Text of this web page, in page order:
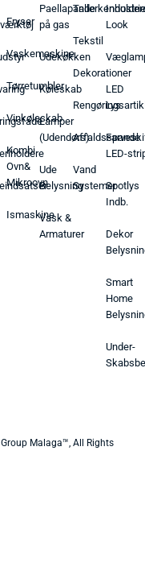
Fryser
Vaskemaskine
Tørretumbler
Vinkøleskab
Kombi
Ovn&
Mikroovn
Ismaskine
Paellapande
på gas
Udekøkken
Køleskab
Lamper
(Udendørs)
Ude
Belysning
Vask &
Armaturer
Tekstil
Dekorationer
Affaldsspande
Vand
Systemer
Look
LED
Lys
LED-
Spotlys
Indb.
Dekor
Smart
Home
Under-
Malaga™, All Rights